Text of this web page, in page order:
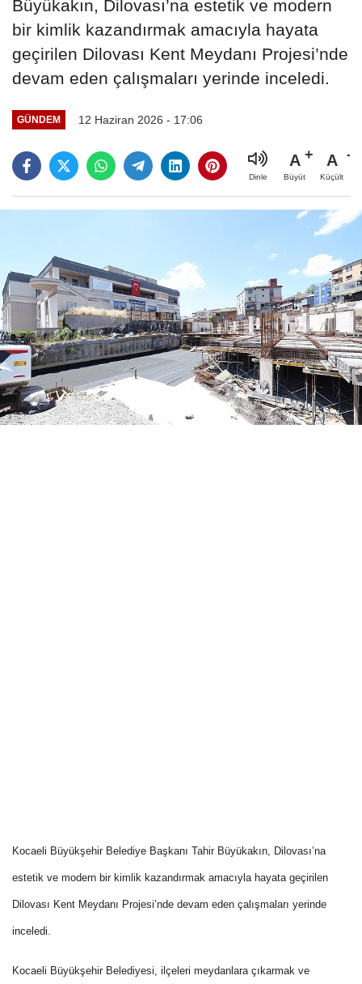
Büyükakın, Dilovası’na estetik ve modern
bir kimlik kazandırmak amacıyla hayata
geçirilen Dilovası Kent Meydanı Projesi’nde
devam eden çalışmaları yerinde inceledi.
GÜNDEM 12 Haziran 2026 - 17:06
Dinle
A
Büyüt
A
Küçült
Kocaeli Büyükşehir Belediye Başkanı Tahir Büyükakın, Dilovası’na
estetik ve modern bir kimlik kazandırmak amacıyla hayata geçirilen
Dilovası Kent Meydanı Projesi’nde devam eden çalışmaları yerinde
inceledi.
Kocaeli Büyükşehir Belediyesi, ilçeleri meydanlara çıkarmak ve